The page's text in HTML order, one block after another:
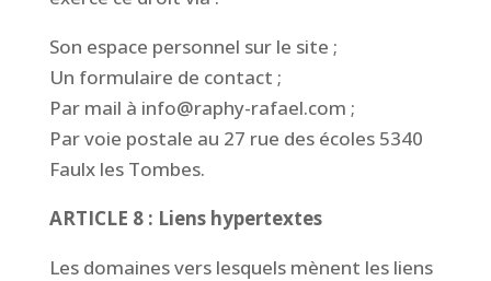
Son espace personnel sur le site ;
Un formulaire de contact ;
Par mail à info@raphy-rafael.com ;
Par voie postale au 27 rue des écoles 5340
Faulx les Tombes.
ARTICLE 8 : Liens hypertextes
Les domaines vers lesquels mènent les liens